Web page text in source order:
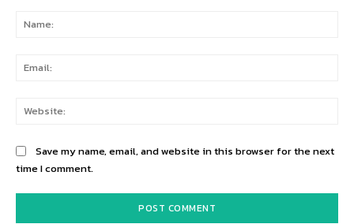
Save my name, email, and website in this browser for the next
time I comment.